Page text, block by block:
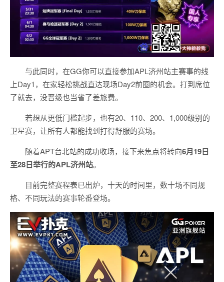
与此同时，在GG你可以直接参加APL济州站主赛事的线
上Day1，在家轻松挑战直达现场Day2前圈的机会。打到席位
了就去，没晋级也当省了差旅费。
若想从更低门槛起步，也有20、110、200、1,000级别的
卫星赛，让所有人都能找到打得舒服的赛场。
随着APT台北站的成功收场，接下来焦点将转向6月19日
至28日举行的APL济州站。
目前完整赛程表已出炉，十天的时间里，数十场不同规
格、不同玩法的赛事轮番登场。